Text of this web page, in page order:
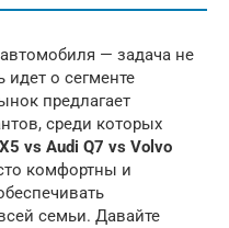
— задача не
идет о сегменте
предлагает
среди которых
vs Audi Q7 vs Volvo
комфортны и
семьи. Давайте